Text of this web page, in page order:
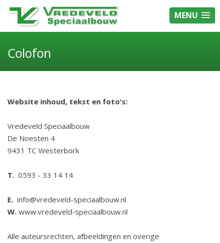
MENU
Colofon
Website inhoud, tekst en foto's:
Vredeveld Speciaalbouw
De Noesten 4
9431 TC Westerbork
T. 0593 - 33 14 14
E. info@vredeveld-speciaalbouw.nl
W. www.vredeveld-speciaalbouw.nl
Alle auteursrechten, afbeeldingen en overige